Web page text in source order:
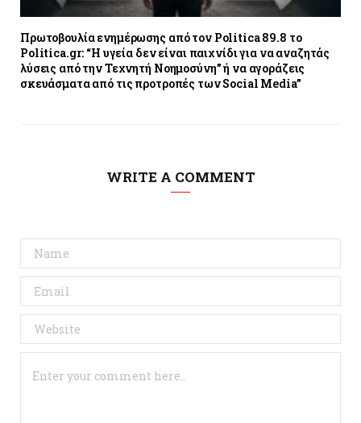
Πρωτοβουλία ενημέρωσης από τον Politica 89.8 το
Politica.gr: “Η υγεία δεν είναι παιχνίδι για να αναζητάς
λύσεις από την Τεχνητή Νοημοσύνη” ή να αγοράζεις
σκευάσματα από τις προτροπές των Social Media”
WRITE A COMMENT